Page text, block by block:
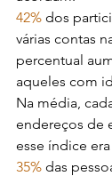
42% dos
várias contas
percentual
aqueles com
Na média,
endereços de
esse índice
35% das